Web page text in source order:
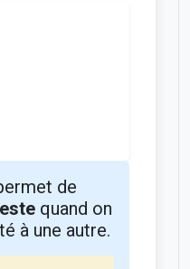
de
quand on
à une autre.